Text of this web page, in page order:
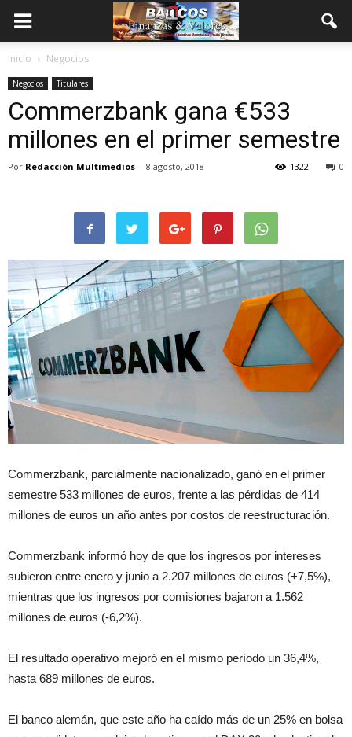
Inicio Negocios
Negocios Titulares
Commerzbank gana €533
millones en el primer semestre
Por Redacción Multimedios - 8 agosto, 2018 0
1322
Commerzbank, parcialmente nacionalizado, ganó en el primer
semestre 533 millones de euros, frente a las pérdidas de 414
millones de euros un año antes por costos de reestructuración.
Commerzbank informó hoy de que los ingresos por intereses
subieron entre enero y junio a 2.207 millones de euros (+7,5%),
mientras que los ingresos por comisiones bajaron a 1.562
millones de euros (-6,2%).
El resultado operativo mejoró en el mismo período un 36,4%,
hasta 689 millones de euros.
El banco alemán, que este año ha caído más de un 25% en bolsa